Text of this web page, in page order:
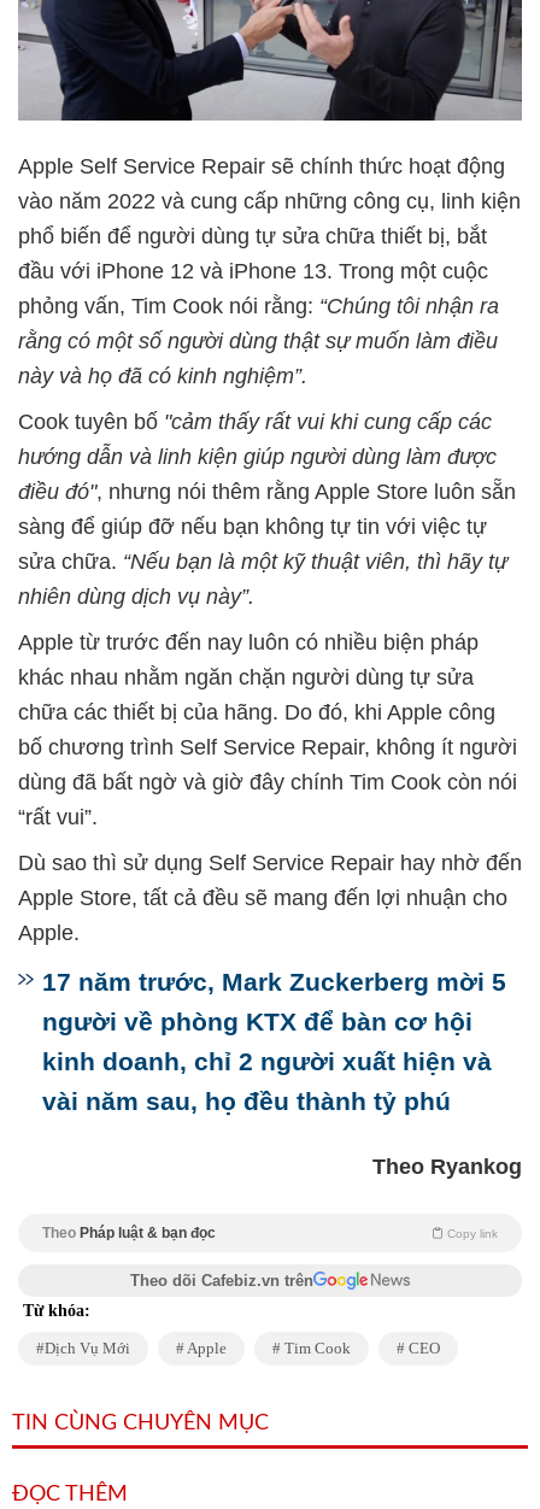
Apple Self Service Repair sẽ chính thức hoạt động
vào năm 2022 và cung cấp những công cụ, linh kiện
phổ biến để người dùng tự sửa chữa thiết bị, bắt
đầu với iPhone 12 và iPhone 13. Trong một cuộc
phỏng vấn, Tim Cook nói rằng: “Chúng tôi nhận ra
rằng có một số người dùng thật sự muốn làm điều
này và họ đã có kinh nghiệm”.
Cook tuyên bố "cảm thấy rất vui khi cung cấp các
hướng dẫn và linh kiện giúp người dùng làm được
điều đó", nhưng nói thêm rằng Apple Store luôn sẵn
sàng để giúp đỡ nếu bạn không tự tin với việc tự
sửa chữa. “Nếu bạn là một kỹ thuật viên, thì hãy tự
nhiên dùng dịch vụ này”.
Apple từ trước đến nay luôn có nhiều biện pháp
khác nhau nhằm ngăn chặn người dùng tự sửa
chữa các thiết bị của hãng. Do đó, khi Apple công
bố chương trình Self Service Repair, không ít người
dùng đã bất ngờ và giờ đây chính Tim Cook còn nói
“rất vui”.
Dù sao thì sử dụng Self Service Repair hay nhờ đến
Apple Store, tất cả đều sẽ mang đến lợi nhuận cho
Apple.
17 năm trước, Mark Zuckerberg mời 5
người về phòng KTX để bàn cơ hội
kinh doanh, chỉ 2 người xuất hiện và
vài năm sau, họ đều thành tỷ phú
Theo Ryankog
Theo Pháp luật & bạn đọc Copy link
Theo dõi Cafebiz.vn trên
Từ khóa:
Dịch Vụ Mới Apple Tim Cook CEO
TIN CÙNG CHUYÊN MỤC
ĐỌC THÊM